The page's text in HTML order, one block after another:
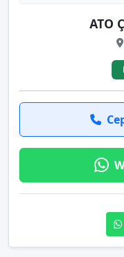
ATO